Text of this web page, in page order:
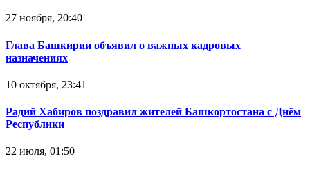
27 ноября, 20:40
Глава Башкирии объявил о важных кадровых
назначениях
10 октября, 23:41
Радий Хабиров поздравил жителей Башкортостана с Днём
Республики
22 июля, 01:50